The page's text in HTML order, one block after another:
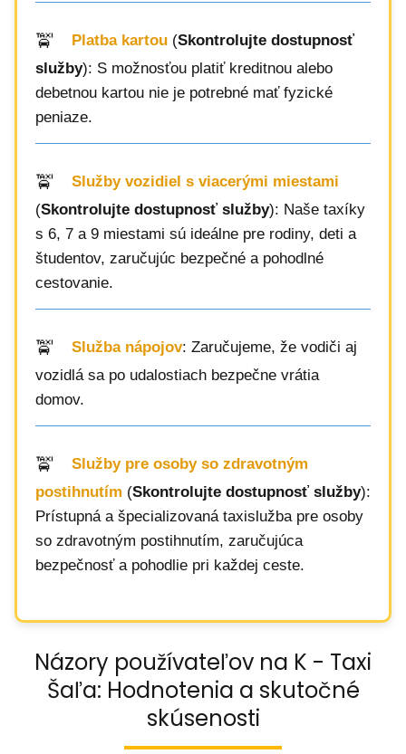
Platba kartou (Skontrolujte dostupnosť
služby): S možnosťou platiť kreditnou alebo
debetnou kartou nie je potrebné mať fyzické
peniaze.
Služby vozidiel s viacerými miestami
(Skontrolujte dostupnosť služby): Naše taxíky
s 6, 7 a 9 miestami sú ideálne pre rodiny, deti a
študentov, zaručujúc bezpečné a pohodlné
cestovanie.
Služba nápojov: Zaručujeme, že vodiči aj
vozidlá sa po udalostiach bezpečne vrátia
domov.
Služby pre osoby so zdravotným
postihnutím (Skontrolujte dostupnosť služby):
Prístupná a špecializovaná taxislužba pre osoby
so zdravotným postihnutím, zaručujúca
bezpečnosť a pohodlie pri každej ceste.
Názory používateľov na K - Taxi
Šaľa: Hodnotenia a skutočné
skúsenosti